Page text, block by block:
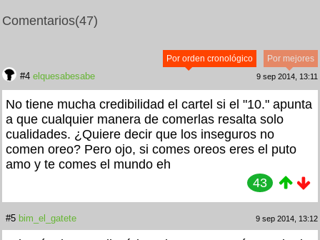
Comentarios(47)
Por mejores
Por orden cronológico
#4 elquesabesabe 9 sep 2014, 13:11
No tiene mucha credibilidad el cartel si el "10." apunta
a que cualquier manera de comerlas resalta solo
cualidades. ¿Quiere decir que los inseguros no
comen oreo? Pero ojo, si comes oreos eres el puto
amo y te comes el mundo eh
43
#5 bim_el_gatete 9 sep 2014, 13:12